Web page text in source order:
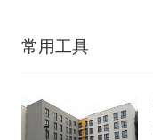
常用工具